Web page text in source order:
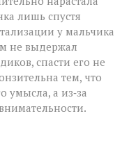
лишь спустя
у мальчика
не выдержал
спасти его не
тем, что
умысла, а из‑за